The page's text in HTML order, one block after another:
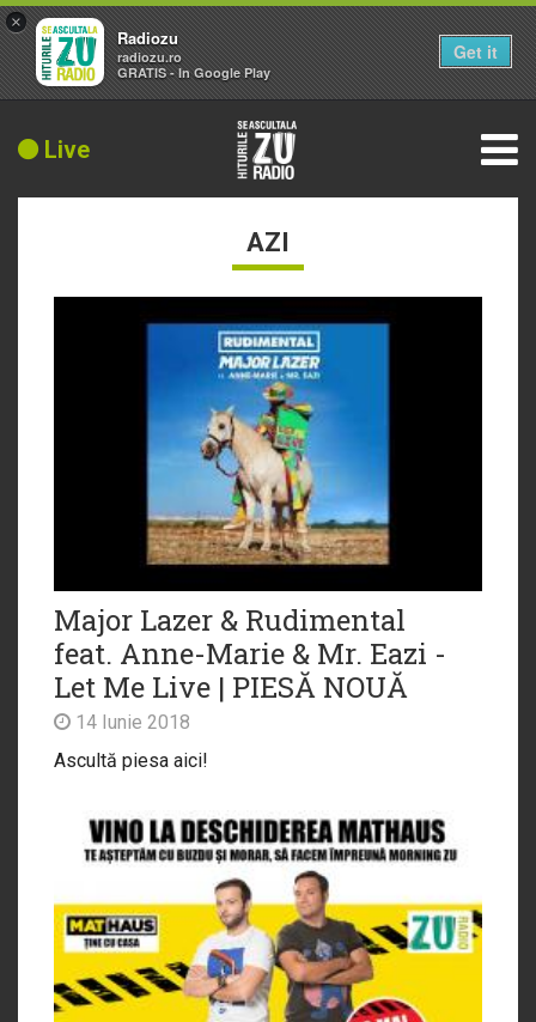
Live
AZI
Major Lazer & Rudimental
feat. Anne-Marie & Mr. Eazi -
Let Me Live | PIESĂ NOUĂ
14 Iunie 2018
Ascultă piesa aici!
×
Radiozu
radiozu.ro
GRATIS - In Google Play
Get it